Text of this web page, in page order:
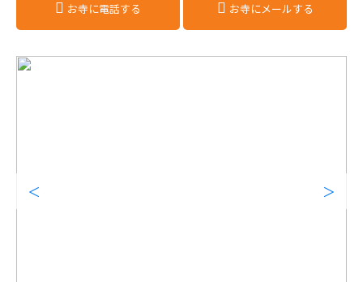
お寺に電話する お寺にメールする